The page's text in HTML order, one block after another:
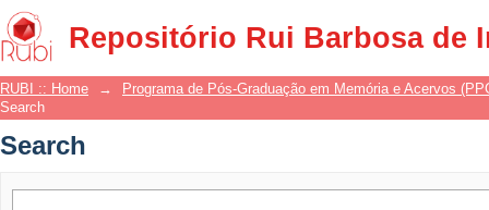
Repositório Rui Barbosa de
Search
RUBI :: Home →
Programa de Pós-Graduação em Memória e Acervos
Search
Search